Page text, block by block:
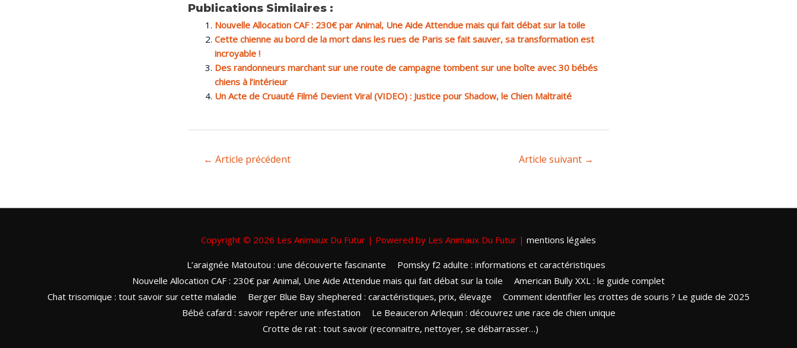
Publications Similaires :
Nouvelle Allocation CAF : 230€ par Animal, Une Aide Attendue mais qui fait débat sur la toile
Cette chienne au bord de la mort dans les rues de Paris se fait sauver, sa transformation est
incroyable !
Des randonneurs marchant sur une route de campagne tombent sur une boîte avec 30 bébés
chiens à l’intérieur
Un Acte de Cruauté Filmé Devient Viral (VIDEO) : Justice pour Shadow, le Chien Maltraité
← Article précédent Article suivant →
Copyright © 2026 Les Animaux Du Futur | Powered by Les Animaux Du Futur | mentions légales
L’araignée Matoutou : une découverte fascinante
Pomsky f2 adulte : informations et caractéristiques
Nouvelle Allocation CAF : 230€ par Animal, Une Aide Attendue mais qui fait débat sur la toile
American Bully XXL : le guide complet
Chat trisomique : tout savoir sur cette maladie
Berger Blue Bay shephered : caractéristiques, prix, élevage
Comment identifier les crottes de souris ? Le guide de 2025
Bébé cafard : savoir repérer une infestation
Le Beauceron Arlequin : découvrez une race de chien unique
Crotte de rat : tout savoir (reconnaitre, nettoyer, se débarrasser…)